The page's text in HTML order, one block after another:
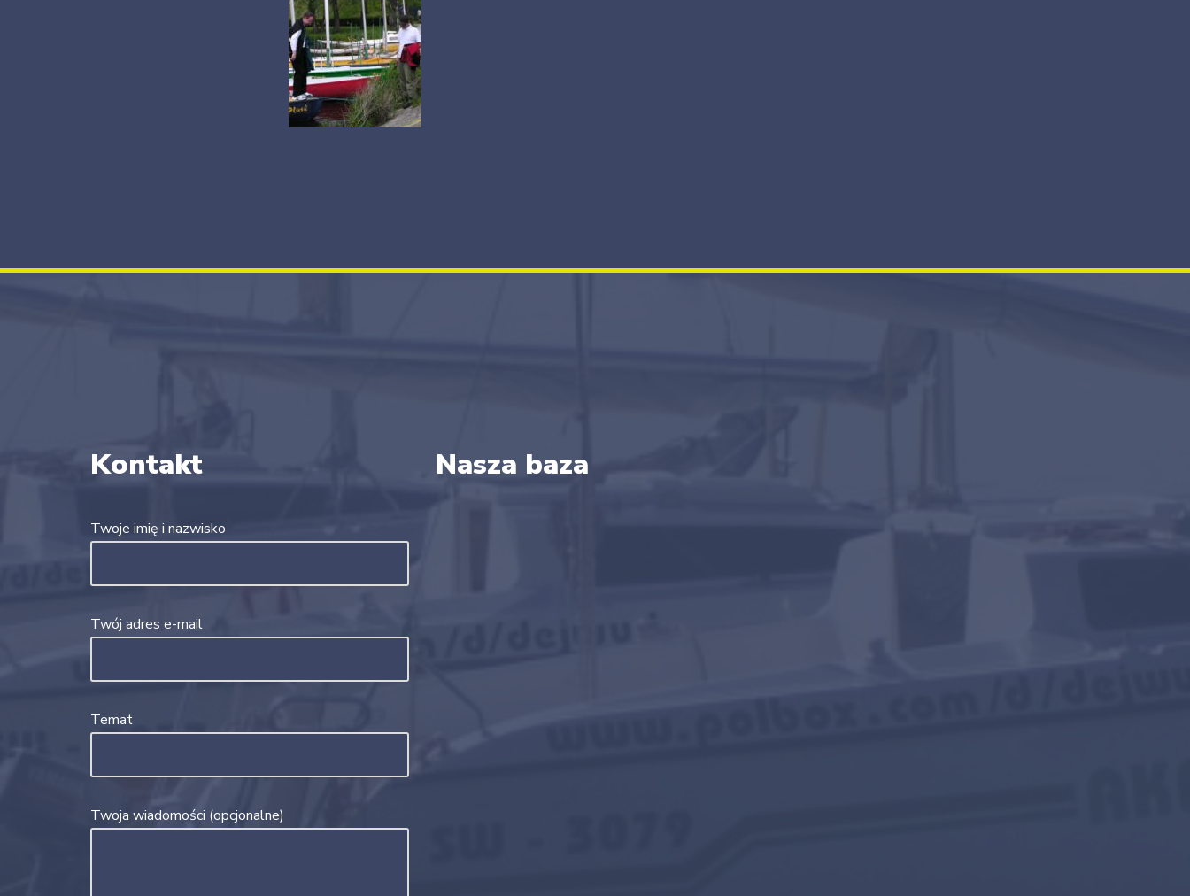
Kontakt
Twoje imię i nazwisko
Twój adres e-mail
Temat
Twoja wiadomości (opcjonalne)
Nasza baza